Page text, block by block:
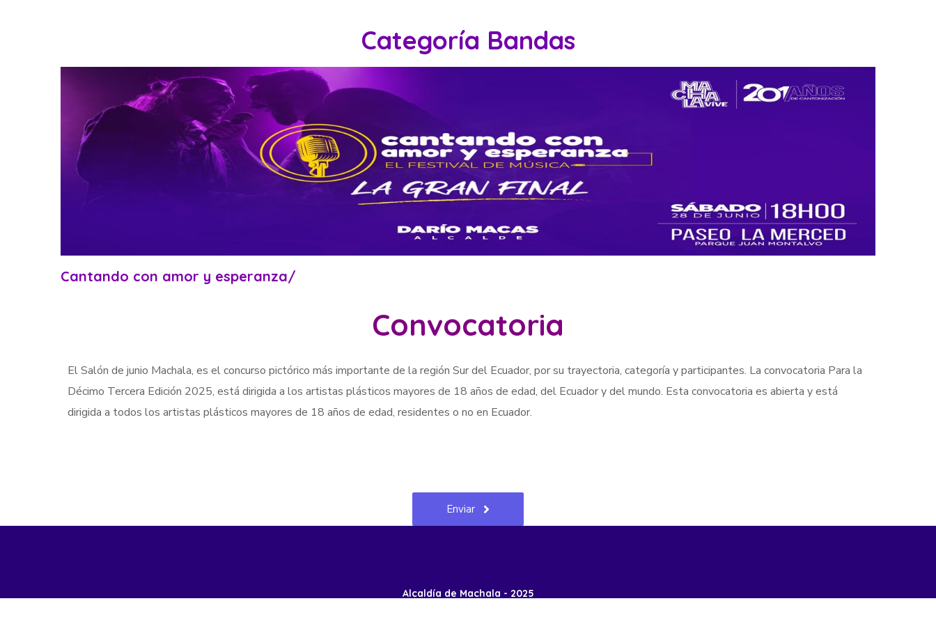
Categoría Bandas
Cantando con amor y esperanza/
Convocatoria
El Salón de junio Machala, es el concurso pictórico más importante de la región Sur del Ecuador, por su trayectoria, categoría y participantes. La convocatoria Para la
Décimo Tercera Edición 2025, está dirigida a los artistas plásticos mayores de 18 años de edad, del Ecuador y del mundo. Esta convocatoria es abierta y está
dirigida a todos los artistas plásticos mayores de 18 años de edad, residentes o no en Ecuador.
Enviar
Alcaldía de Machala - 2025